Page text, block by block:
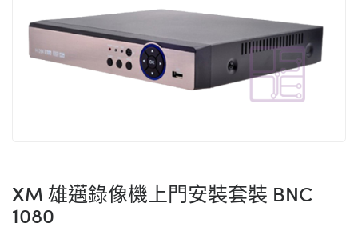
XM 雄邁錄像機上門安裝套裝 BNC
1080